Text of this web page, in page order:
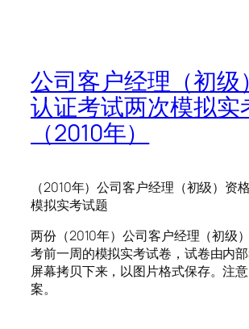
公司客户经理（初级
认证考试两次模拟实
（2010年）
（2010年）公司客户经理（初级）资
模拟实考试题
两份（2010年）公司客户经理（初级
考前一周的模拟实考试卷，试卷由内
屏幕拷贝下来，以图片格式保存。注
案。